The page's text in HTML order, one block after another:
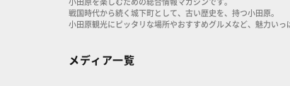
小田原を楽しむための総合情報マガジンです。
戦国時代から続く城下町として、古い歴史を、持つ小田原。
小田原観光にピッタリな場所やおすすめグルメなど、魅力いっ
メディア一覧